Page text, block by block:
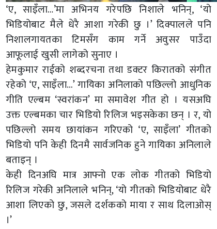
‘ए, साइँला…’मा अभिनय गरेपछि निशाले भनिन्, ‘यो
भिडियोबाट मैले धेरै आशा गरेकी छु ।’ दिक्पालले पनि
निशालगायतका टिमसँग काम गर्ने अवुसर पाउँदा
आफूलाई खुसी लागेको सुनाए ।
हेमकुमार राईको शब्दरचना तथा डक्टर किरातको संगीत
रहेको ‘ए, साइँला…’ गायिका अनिलाको पछिल्लो आधुनिक
गीति एल्बम ‘स्वरांकन’ मा समावेश गीत हो । यसअघि
उक्त एल्बमका चार भिडियो रिलिज भइसकेका छन् । र, यो
पछिल्लो समय छायांकन गरिएको ‘ए, साइँला’ गीतको
भिडियो पनि केही दिनमै सार्वजनिक हुने गायिका अनिलाले
बताइन् ।
केही दिनअघि मात्र आफ्नो एक लोक गीतको भिडियो
रिलिज गरेकी अनिलाले भनिन्, ‘यो गीतको भिडियोबाट धेरै
आशा लिएको छु, जसले दर्शकको माया र साथ दिलाओस्
।’